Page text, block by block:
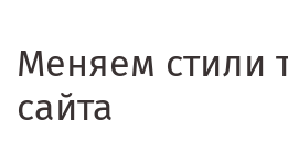
Меняем стили
сайта